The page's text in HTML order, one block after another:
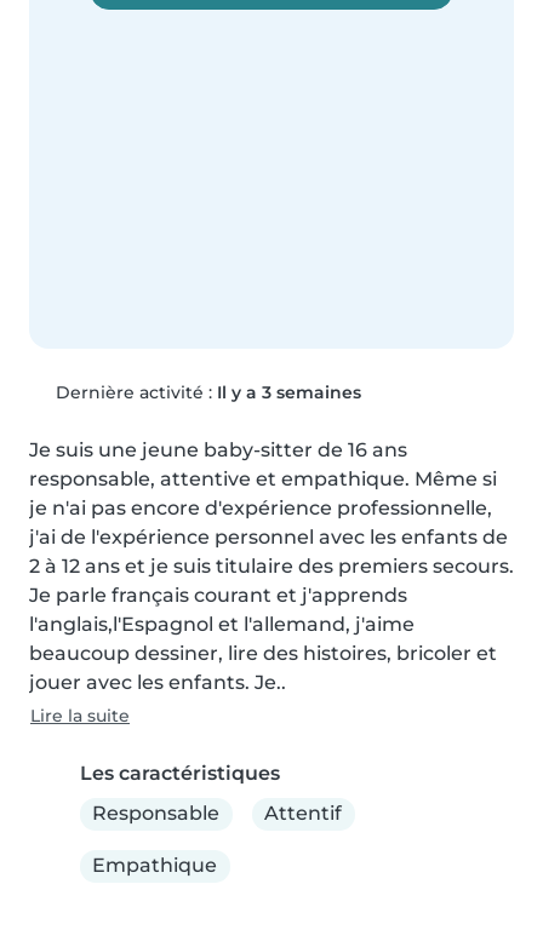
Dernière activité : Il y a 3 semaines
Je suis une jeune baby-sitter de 16 ans
responsable, attentive et empathique. Même si
je n'ai pas encore d'expérience professionnelle,
j'ai de l'expérience personnel avec les enfants de
2 à 12 ans et je suis titulaire des premiers secours.
Je parle français courant et j'apprends
l'anglais,l'Espagnol et l'allemand, j'aime
beaucoup dessiner, lire des histoires, bricoler et
jouer avec les enfants. Je..
Lire la suite
Les caractéristiques
Responsable
Attentif
Empathique